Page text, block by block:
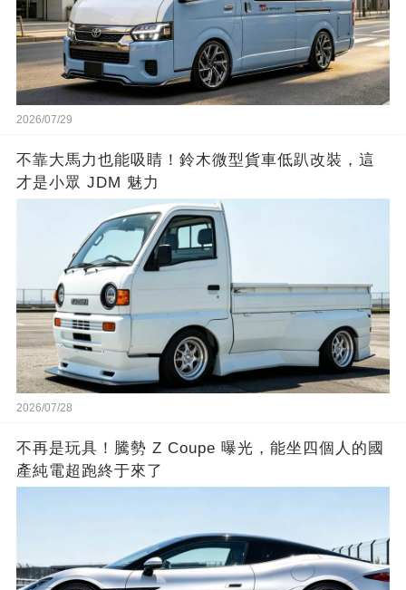
2026/07/29
不靠大馬力也能吸睛！鈴木微型貨車低趴改裝，這
才是小眾 JDM 魅力
2026/07/28
不再是玩具！騰勢 Z Coupe 曝光，能坐四個人的國
產純電超跑終于來了